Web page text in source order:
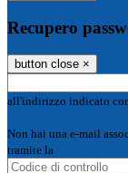
Recupero
button close ×
all'indirizzo indicato
Non hai una e-mail
tramite la